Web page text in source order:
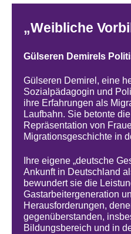
„Weibliche
Gülseren Demirels
Gülseren Demirel, eine
Sozialpädagogin und
ihre Erfahrungen als
Laufbahn. Sie betonte
Repräsentation von
Migrationsgeschichte in
Ihre eigene „deutsche
Ankunft in Deutschland
bewundert sie die
Gastarbeitergeneration
Herausforderungen,
gegenüberstanden,
Bildungsbereich und in